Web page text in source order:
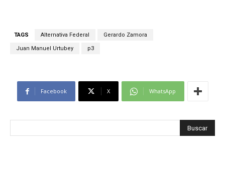
TAGS Alternativa Federal Gerardo Zamora
Juan Manuel Urtubey p3
Facebook X WhatsApp